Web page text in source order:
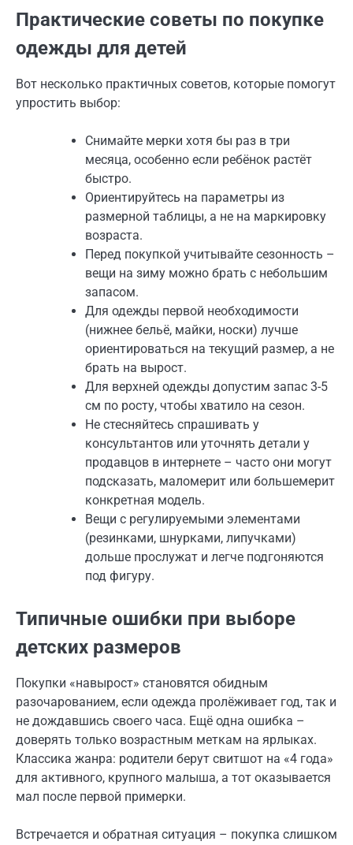
Практические советы по покупке
одежды для детей
Вот несколько практичных советов, которые помогут
упростить выбор:
Снимайте мерки хотя бы раз в три
месяца, особенно если ребёнок растёт
быстро.
Ориентируйтесь на параметры из
размерной таблицы, а не на маркировку
возраста.
Перед покупкой учитывайте сезонность –
вещи на зиму можно брать с небольшим
запасом.
Для одежды первой необходимости
(нижнее бельё, майки, носки) лучше
ориентироваться на текущий размер, а не
брать на вырост.
Для верхней одежды допустим запас 3-5
см по росту, чтобы хватило на сезон.
Не стесняйтесь спрашивать у
консультантов или уточнять детали у
продавцов в интернете – часто они могут
подсказать, маломерит или большемерит
конкретная модель.
Вещи с регулируемыми элементами
(резинками, шнурками, липучками)
дольше прослужат и легче подгоняются
под фигуру.
Типичные ошибки при выборе
детских размеров
Покупки «навырост» становятся обидным
разочарованием, если одежда пролёживает год, так и
не дождавшись своего часа. Ещё одна ошибка –
доверять только возрастным меткам на ярлыках.
Классика жанра: родители берут свитшот на «4 года»
для активного, крупного малыша, а тот оказывается
мал после первой примерки.
Встречается и обратная ситуация – покупка слишком